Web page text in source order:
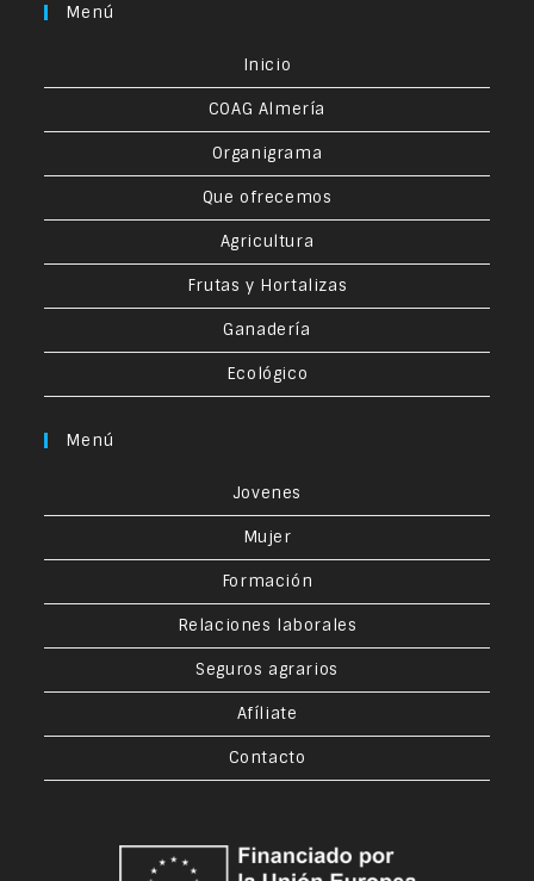
Menú
Inicio
COAG Almería
Organigrama
Que ofrecemos
Agricultura
Frutas y Hortalizas
Ganadería
Ecológico
Menú
Jovenes
Mujer
Formación
Relaciones laborales
Seguros agrarios
Afíliate
Contacto